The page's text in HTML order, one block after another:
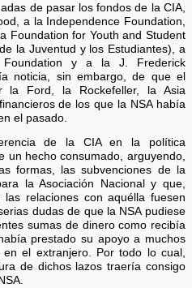
de pasar los fondos de la CIA,
a la Independence Foundation,
Foundation for Youth and Student
la Juventud y los Estudiantes), a
y a la J. Frederick
noticia, sin embargo, de que el
la Ford, la Rockefeller, la Asia
de los que la NSA había
el pasado.
de la CIA en la política
un hecho consumado, arguyendo,
formas, las subvenciones de la
la Asociación Nacional y que,
relaciones con aquélla fuesen
dudas de que la NSA pudiese
sumas de dinero como recibía
prestado su apoyo a muchos
el extranjero. Por todo lo cual,
de dichos lazos traería consigo